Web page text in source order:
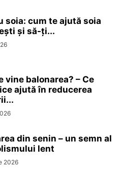
soia: cum te ajută soia
și să-ți...
vine balonarea? – Ce
ajută în reducerea
din senin – un semn al
lent
2026